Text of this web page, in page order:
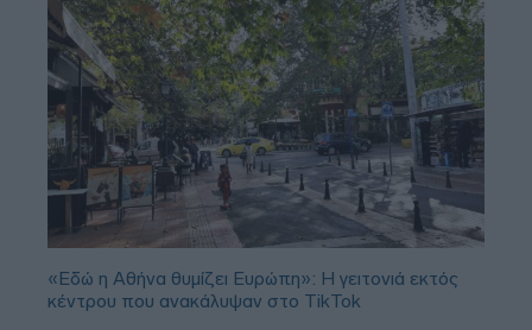
«Εδώ η Αθήνα θυμίζει Ευρώπη»: H γειτονιά εκτός
κέντρου που ανακάλυψαν στο TikTok